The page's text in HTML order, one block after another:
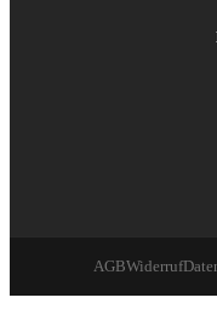
AGBWiderruf